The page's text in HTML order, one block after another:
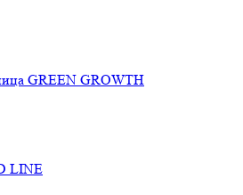
GREEN GROWTH
LINE